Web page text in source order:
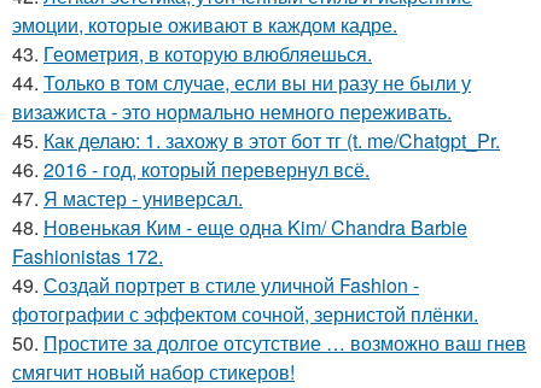
эмоции, которые оживают в каждом кадре.
43. Геометрия, в которую влюбляешься.
44. Только в том случае, если вы ни разу не были у
визажиста - это нормально немного переживать.
45. Как делаю: 1. захожу в этот бот тг (t. me/Chatgpt_Pr.
46. 2016 - год, который перевернул всё.
47. Я мастер - универсал.
48. Новенькая Ким - еще одна Kim/ Chandra Barbie
Fashionistas 172.
49. Создай портрет в стиле уличной Fashion -
фотографии с эффектом сочной, зернистой плёнки.
50. Простите за долгое отсутствие … возможно ваш гнев
смягчит новый набор стикеров!